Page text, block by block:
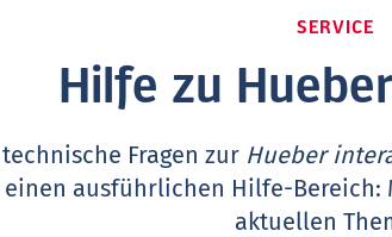
SERVICE
Hilfe zu
Fragen zur Hueber
ausführlichen Hilfe-Bereich:
aktuellen